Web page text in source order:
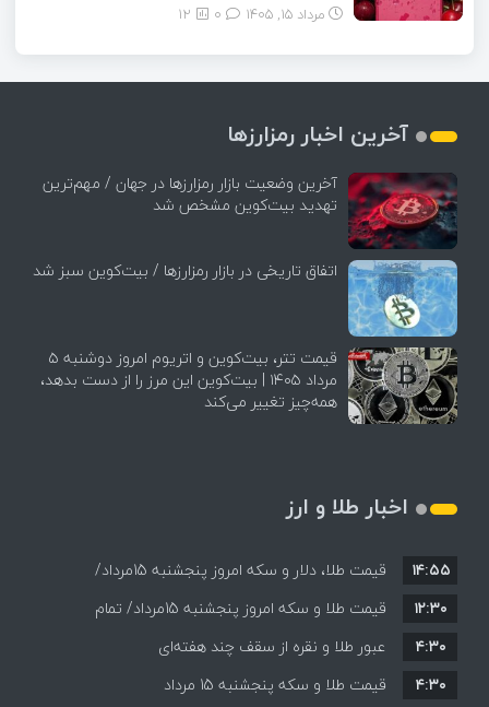
مرداد ۱۵, ۱۴۰۵ 12
آخرین اخبار رمزارزها
آخرین وضعیت بازار رمزارزها در جهان / مهم‌ترین
تهدید بیت‌کوین مشخص شد
اتفاق تاریخی در بازار رمزارزها / بیت‌کوین سبز شد
قیمت تتر، بیت‌کوین و اتریوم امروز دوشنبه ۵
مرداد ۱۴۰۵ | بیت‌کوین این مرز را از دست بدهد،
همه‌چیز تغییر می‌کند
اخبار طلا و ارز
قیمت طلا، دلار و سکه امروز پنجشنبه 15مرداد/
افزایش قیمت ها + جدول
۱۴:۵۵
قیمت طلا و سکه امروز پنجشنبه 15مرداد/ تمام
قیمت ها بر مدار افزایش + جدول
۱۲:۳۰
عبور طلا و نقره از سقف چند هفته‌ای
۴:۳۰
قیمت طلا و سکه پنجشنبه 15 مرداد
۴:۳۰